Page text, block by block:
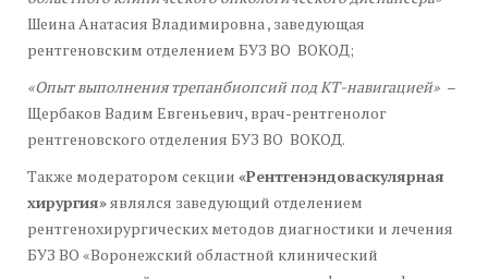
Шеина Анатасия Владимировна , заведующая
рентгеновским отделением БУЗ ВО ВОКОД;
«Опыт выполнения трепанбиопсий под КТ-навигацией» –
Щербаков Вадим Евгеньевич, врач-рентгенолог
рентгеновского отделения БУЗ ВО ВОКОД.
Также модератором секции «Рентгенэндоваскулярная
хирургия»являлся заведующий отделением
рентгенохирургических методов диагностики и лечения
БУЗ ВО «Воронежский областной клинический